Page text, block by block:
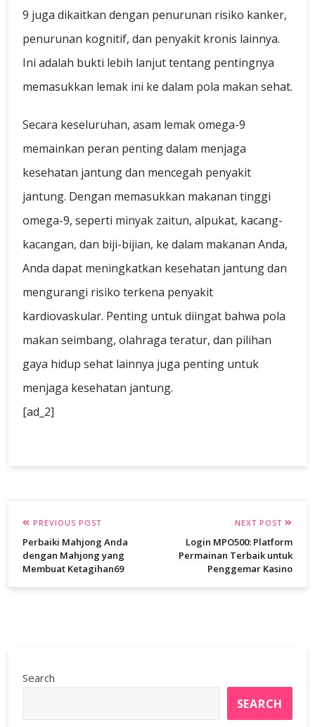
9 juga dikaitkan dengan penurunan risiko kanker,
penurunan kognitif, dan penyakit kronis lainnya.
Ini adalah bukti lebih lanjut tentang pentingnya
memasukkan lemak ini ke dalam pola makan sehat.
Secara keseluruhan, asam lemak omega-9
memainkan peran penting dalam menjaga
kesehatan jantung dan mencegah penyakit
jantung. Dengan memasukkan makanan tinggi
omega-9, seperti minyak zaitun, alpukat, kacang-
kacangan, dan biji-bijian, ke dalam makanan Anda,
Anda dapat meningkatkan kesehatan jantung dan
mengurangi risiko terkena penyakit
kardiovaskular. Penting untuk diingat bahwa pola
makan seimbang, olahraga teratur, dan pilihan
gaya hidup sehat lainnya juga penting untuk
menjaga kesehatan jantung.
[ad_2]
PREVIOUS POST
Perbaiki Mahjong Anda
dengan Mahjong yang
Membuat Ketagihan69
NEXT POST
Login MPO500: Platform
Permainan Terbaik untuk
Penggemar Kasino
Search
SEARCH